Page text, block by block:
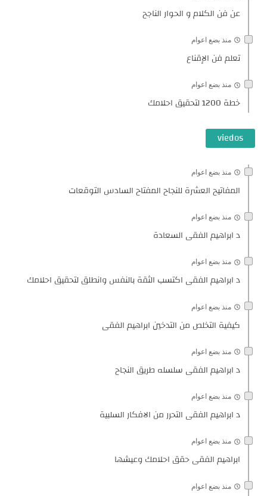
عن فن الكلام و الحوار الناجح
منذ بضع اعوام
تعلم فن الإقناع
منذ بضع اعوام
خطة 1200 لتحقيق احلامك
viedos
منذ بضع اعوام
المفاتيح العشرة للنجاح المفتاح السادس التوقعات
منذ بضع اعوام
د ابراهيم الفقى السعادة
منذ بضع اعوام
د ابراهيم الفقى اكتسب الثقة بالنفس وانطلق لتحقيق احلامك
منذ بضع اعوام
كيفية التخلص من التدخين ابراهيم الفقى
منذ بضع اعوام
د ابراهيم الفقى سلسله طريق النجاح
منذ بضع اعوام
د ابراهيم الفقى التحرر من الافكار السلبية
منذ بضع اعوام
ابراهيم الفقى حقق احلامك وعيشها
منذ بضع اعوام